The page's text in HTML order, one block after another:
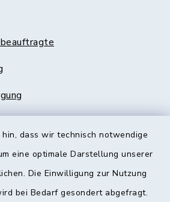
dass wir technisch notwendige
eine optimale Darstellung unserer
Die Einwilligung zur Nutzung
bei Bedarf gesondert abgefragt.